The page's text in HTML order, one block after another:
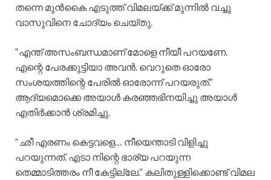
തന്നെ മുൻകൈ എടുത്ത് വിമലയ്ക്ക് മുന്നിൽ വച്ചു
വാസുവിനെ ചോദ്യം ചെയ്തു.
“എന്ത് അസംബന്ധമാണ് മോളെ നീയീ പറയണേ.
എന്റെ പേരക്കുട്ടിയാ അവൻ. വെറുതെ ഓരോ
സംശയത്തിന്റെ പേരിൽ ഓരോന്ന് പറയരുത്.”
ആദ്യമൊക്കെ അയാൾ കരഞ്ഞഭിനയിച്ചു അയാൾ
എതിർക്കാൻ ശ്രമിച്ചു.
“ഛീ എരണം കെട്ടവളെ… നീയെന്താടി വിളിച്ചു
പറയുന്നത്. എടാ നിന്റെ ഭാര്യ പറയുന്ന
തെമ്മാടിത്തരം നീ കേട്ടില്ലേ.” കലിതുള്ളിക്കൊണ്ട് വിമല